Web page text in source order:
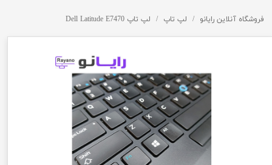
فروشگاه آنلاین رایانو لپ تاپ لپ تاپ Dell Latitude E7470